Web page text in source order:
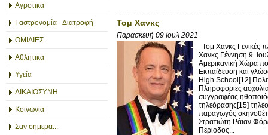
Αγροτικά
Γαστρονομία - Διατροφή
ΟΜΙΛΙΕΣ
Αθλητικά
Υγεία
ΔΙΚΑΙΟΣΥΝΗ
Κοινωνία
Σαν σημερα...
Τομ Χανκς
Παρασκευή 09 Ιουλ 2021
Τομ Χανκς Γενικές
Χανκς Γέννηση 9
Αμερικανική Χώρα
Εκπαίδευση και
High School[12]
Πληροφορίες
συγγραφέας
τηλεόρασης[15]
παραγωγός
Στρατιώτη Ράιαν
Περίοδος...